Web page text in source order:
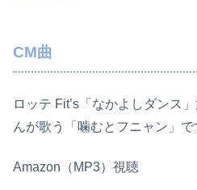
CM曲
ロッテ Fit’s「なかよしダンス
んが歌う「噛むとフニャン」で
Amazon（MP3）視聴